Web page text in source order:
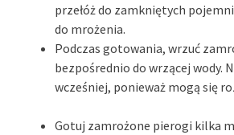
przełóż do zamkniętych
do mrożenia.
Podczas gotowania, wrzuć
bezpośrednio do wrzącej wody.
wcześniej, ponieważ mogą się
Gotuj zamrożone pierogi kilka